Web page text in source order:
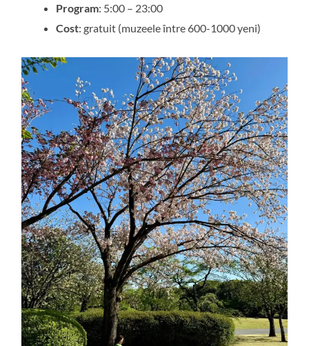
Program: 5:00 – 23:00
Cost: gratuit (muzeele între 600-1000 yeni)